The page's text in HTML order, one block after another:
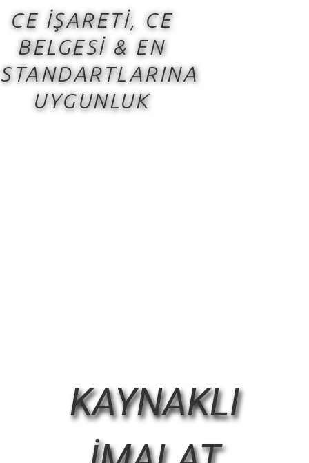
CE İŞARETİ, CE
BELGESİ & EN
STANDARTLARINA
UYGUNLUK
KAYNAKLI